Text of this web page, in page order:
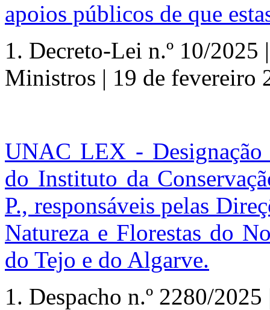
apoios públicos de que
1. Decreto-Lei n.º 10/2025
Ministros | 19 de fevereiro
UNAC LEX -
do Instituto da
P., responsáveis pelas
Natureza e Florestas do
do Tejo e do Algarve.
1. Despacho n.º 2280/